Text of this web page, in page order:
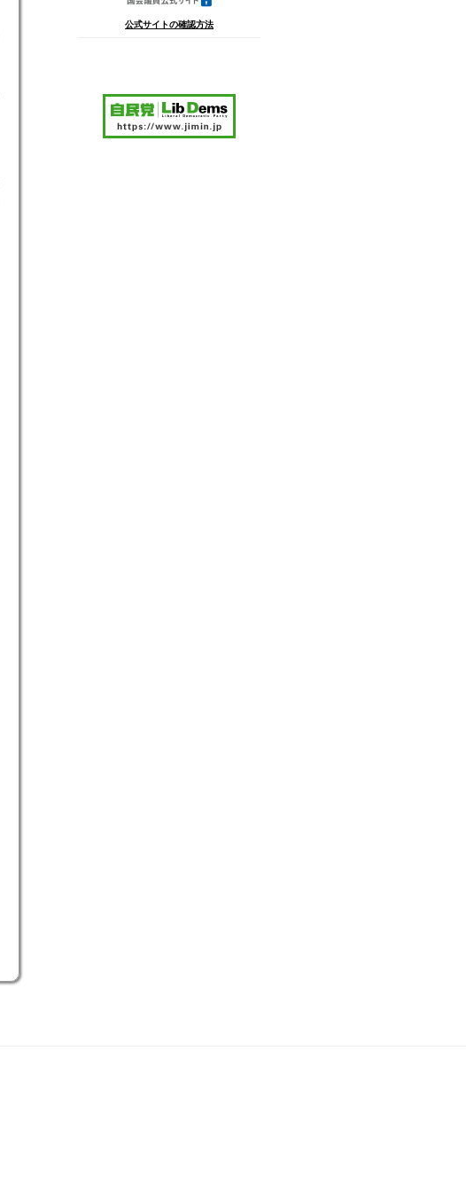
公式サイトの確認方法